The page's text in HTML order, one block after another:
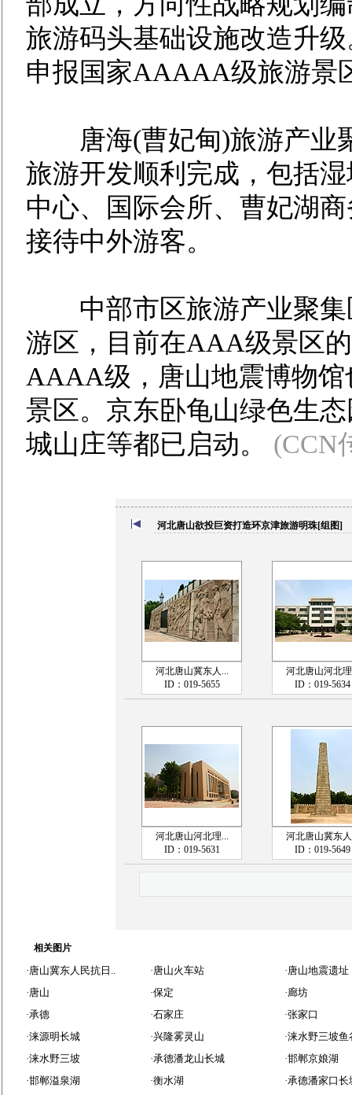
旅游码头基础设施改造升
申报国家AAAAA级旅游景
唐海(曹妃甸)旅游产业
旅游开发顺利完成，包括
中心、国际会所、曹妃湖
接待中外游客。
中部市区旅游产业聚集
游区，目前在AAA级景区
AAAA级，唐山地震博物
景区。京东卧龟山绿色生
城山庄等都已启动。
(CCN
河北唐山欲投巨资打造环京津旅游明珠[组图]
河北唐山冀东人...
ID：019-5655
河北唐山河北
ID：019-5634
河北唐山河北理...
ID：019-5631
河北唐山冀东
ID：019-5649
相关图片
·唐山冀东人民抗日..
·唐山
·承德
·涞源明长城
·涞水野三坡
·邯郸溢泉湖
·唐山火车站
·保定
·石家庄
·兴隆雾灵山
·承德潘龙山长城
·衡水湖
·唐山地震遗址
·廊坊
·张家口
·涞水野三坡鱼
·邯郸京娘湖
·承德潘家口长